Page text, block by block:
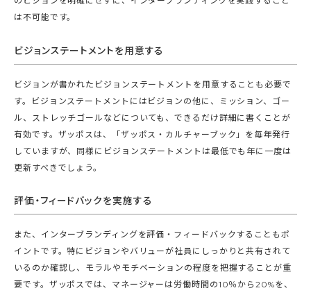
は不可能です。
ビジョンステートメントを用意する
ビジョンが書かれたビジョンステートメントを用意することも必要で
す。ビジョンステートメントにはビジョンの他に、ミッション、ゴー
ル、ストレッチゴールなどについても、できるだけ詳細に書くことが
有効です。ザッポスは、「ザッポス・カルチャーブック」を毎年発行
していますが、同様にビジョンステートメントは最低でも年に一度は
更新すべきでしょう。
評価・フィードバックを実施する
また、インターブランディングを評価・フィードバックすることもポ
イントです。特にビジョンやバリューが社員にしっかりと共有されて
いるのか確認し、モラルやモチベーションの程度を把握することが重
要です。ザッポスでは、マネージャーは労働時間の10％から20%を、